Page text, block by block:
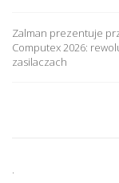
Zalman prezentuje
Computex 2026:
zasilaczach
.